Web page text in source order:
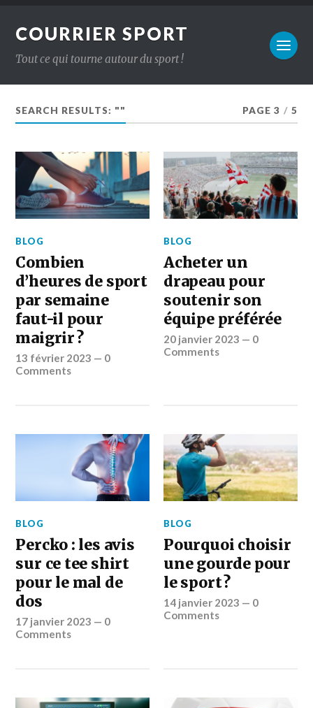
COURRIER SPORT
Tout ce qui tourne autour du sport !
SEARCH RESULTS: "" PAGE 3 / 5
BLOG
Combien
d’heures de sport
par semaine
faut-il pour
maigrir ?
13 février 2023 — 0
Comments
BLOG
Acheter un
drapeau pour
soutenir son
équipe préférée
20 janvier 2023 — 0
Comments
BLOG
Percko : les avis
sur ce tee shirt
pour le mal de
dos
17 janvier 2023 — 0
Comments
BLOG
Pourquoi choisir
une gourde pour
le sport ?
14 janvier 2023 — 0
Comments